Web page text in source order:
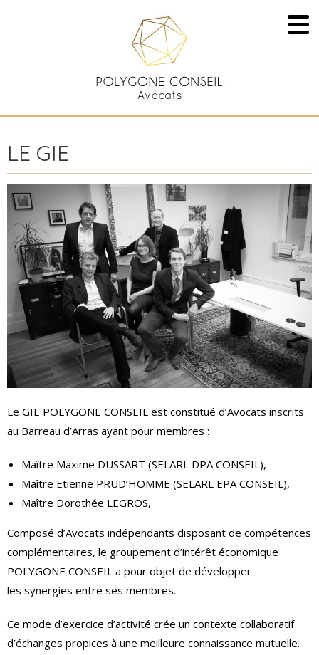
LE GIE
Le GIE POLYGONE CONSEIL est constitué d’Avocats inscrits
au Barreau d’Arras ayant pour membres :
Maître Maxime DUSSART (SELARL DPA CONSEIL),
Maître Etienne PRUD’HOMME (SELARL EPA CONSEIL),
Maître Dorothée LEGROS,
Composé d’Avocats indépendants disposant de compétences
complémentaires, le groupement d’intérêt économique
POLYGONE CONSEIL a pour objet de développer
les synergies entre ses membres.
Ce mode d’exercice d’activité crée un contexte collaboratif
d’échanges propices à une meilleure connaissance mutuelle.